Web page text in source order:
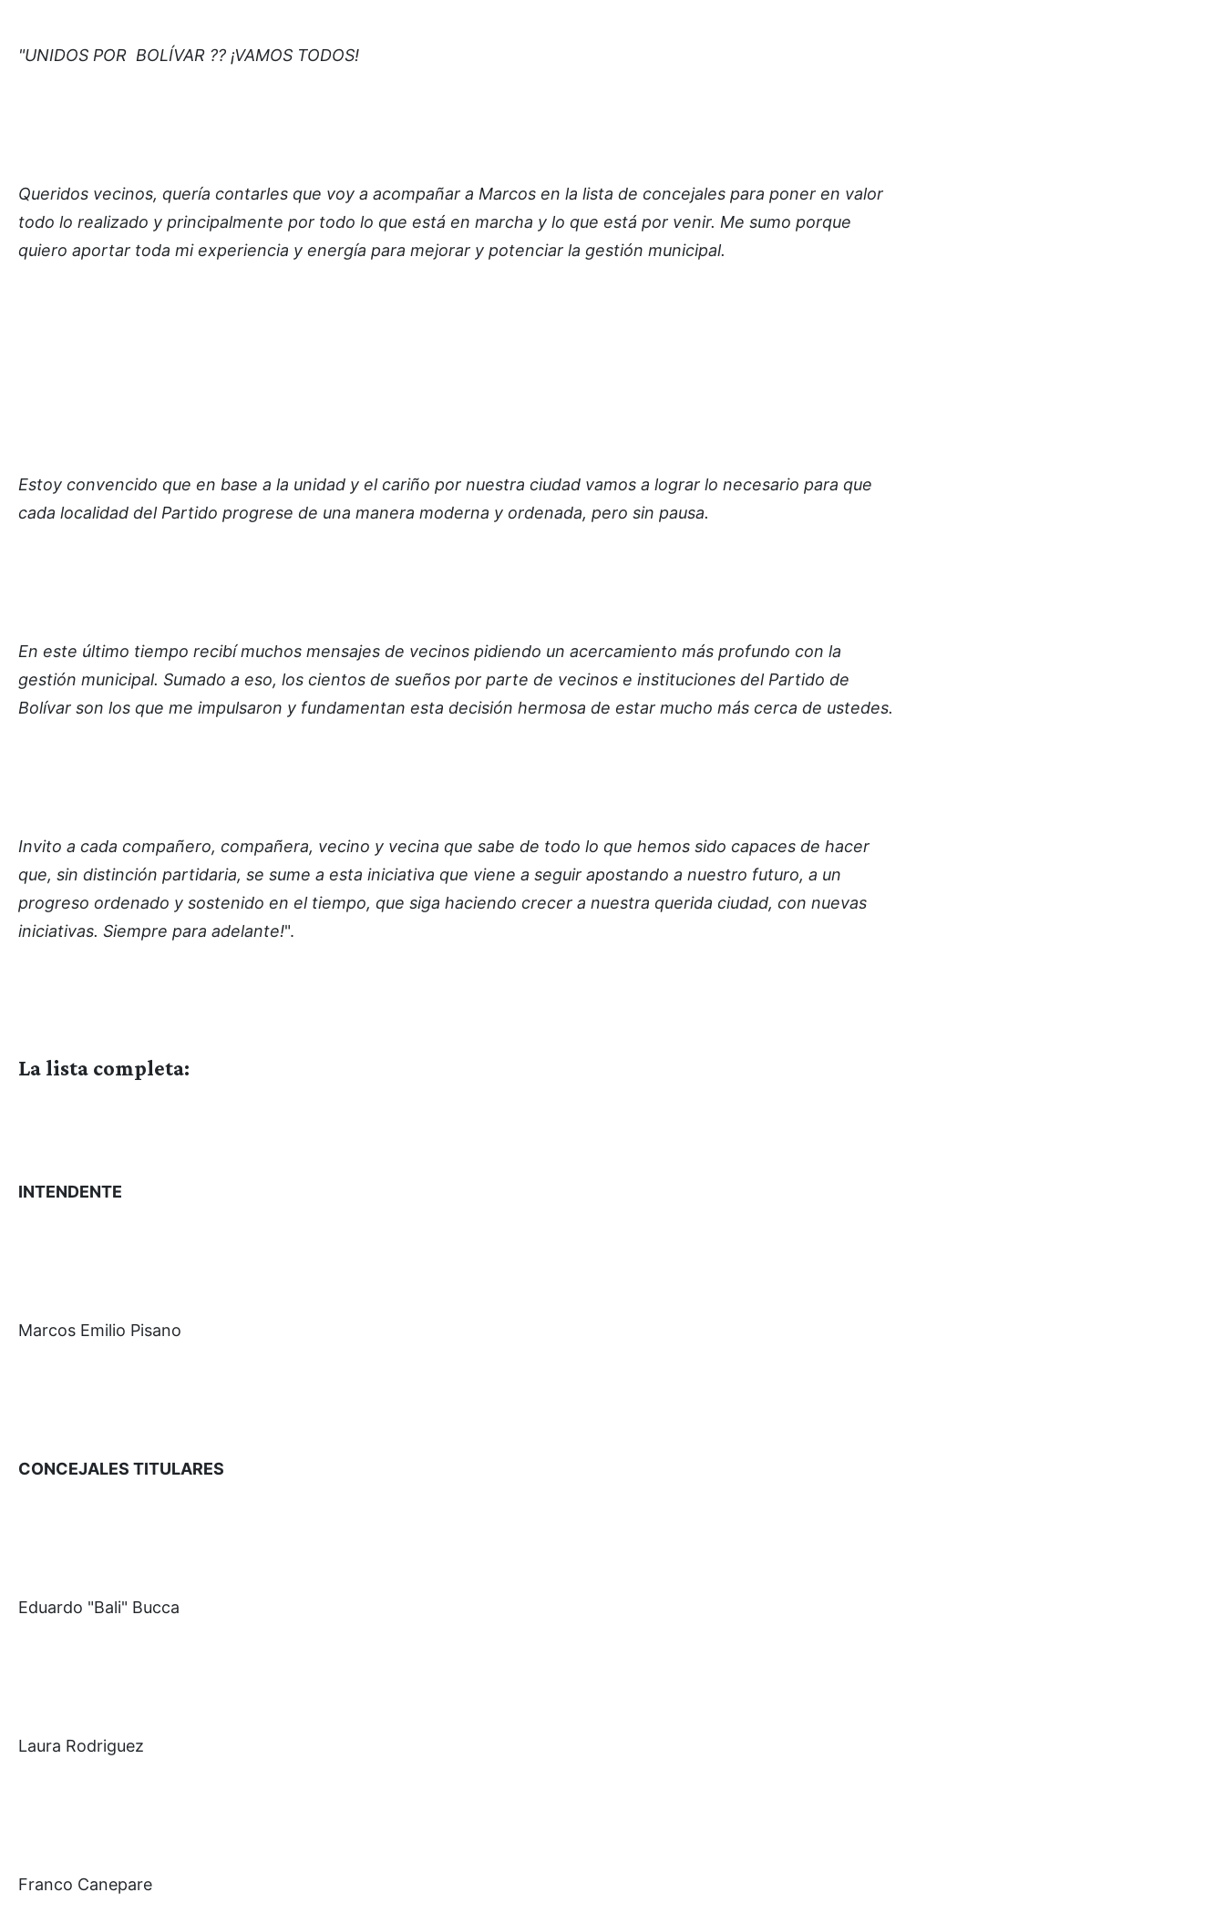
"UNIDOS POR BOLÍVAR ?? ¡VAMOS TODOS!
Queridos vecinos, quería contarles que voy a acompañar a Marcos en la lista de concejales para poner en valor
todo lo realizado y principalmente por todo lo que está en marcha y lo que está por venir. Me sumo porque
quiero aportar toda mi experiencia y energía para mejorar y potenciar la gestión municipal.
Estoy convencido que en base a la unidad y el cariño por nuestra ciudad vamos a lograr lo necesario para que
cada localidad del Partido progrese de una manera moderna y ordenada, pero sin pausa.
En este último tiempo recibí muchos mensajes de vecinos pidiendo un acercamiento más profundo con la
gestión municipal. Sumado a eso, los cientos de sueños por parte de vecinos e instituciones del Partido de
Bolívar son los que me impulsaron y fundamentan esta decisión hermosa de estar mucho más cerca de ustedes.
Invito a cada compañero, compañera, vecino y vecina que sabe de todo lo que hemos sido capaces de hacer
que, sin distinción partidaria, se sume a esta iniciativa que viene a seguir apostando a nuestro futuro, a un
progreso ordenado y sostenido en el tiempo, que siga haciendo crecer a nuestra querida ciudad, con nuevas
iniciativas. Siempre para adelante!".
La lista completa:
INTENDENTE
Marcos Emilio Pisano
CONCEJALES TITULARES
Eduardo "Bali" Bucca
Laura Rodriguez
Franco Canepare